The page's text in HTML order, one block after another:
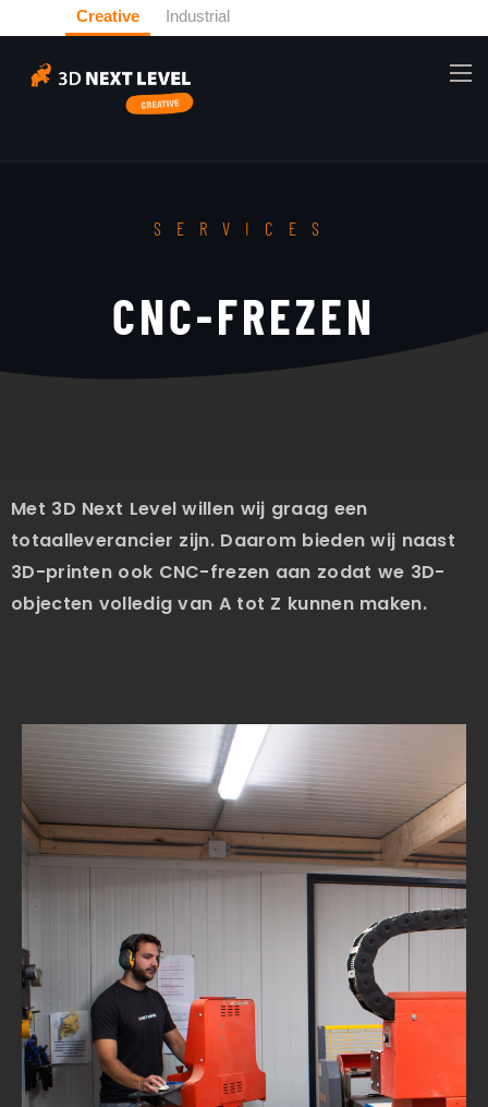
Creative Industrial
SERVICES
CNC-FREZEN
Met 3D Next Level willen wij graag een
totaalleverancier zijn. Daarom bieden wij naast
3D-printen ook CNC-frezen aan zodat we 3D-
objecten volledig van A tot Z kunnen maken.